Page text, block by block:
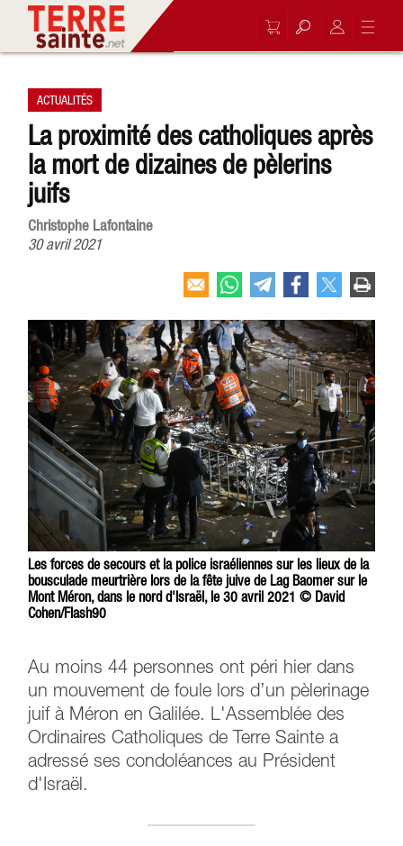
ACTUALITÉS
La proximité des catholiques après
la mort de dizaines de pèlerins
juifs
Christophe Lafontaine
30 avril 2021
Les forces de secours et la police israéliennes sur les lieux de la
bousculade meurtrière lors de la fête juive de Lag Baomer sur le
Mont Méron, dans le nord d'Israël, le 30 avril 2021 © David
Cohen/Flash90
Au moins 44 personnes ont péri hier dans
un mouvement de foule lors d’un pèlerinage
juif à Méron en Galilée. L'Assemblée des
Ordinaires Catholiques de Terre Sainte a
adressé ses condoléances au Président
d'Israël.